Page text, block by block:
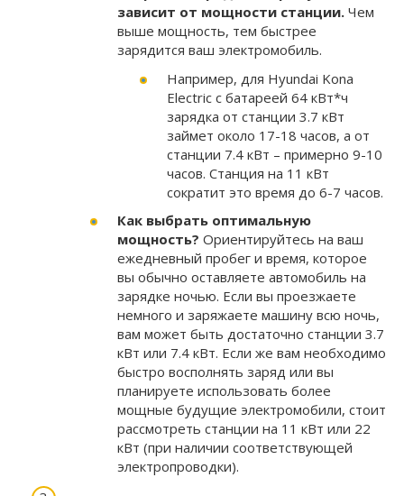
зависит от мощности станции. Чем
выше мощность, тем быстрее
зарядится ваш электромобиль.
Например, для Hyundai Kona
Electric с батареей 64 кВт*ч
зарядка от станции 3.7 кВт
займет около 17-18 часов, а от
станции 7.4 кВт – примерно 9-10
часов. Станция на 11 кВт
сократит это время до 6-7 часов.
Как выбрать оптимальную
мощность? Ориентируйтесь на ваш
ежедневный пробег и время, которое
вы обычно оставляете автомобиль на
зарядке ночью. Если вы проезжаете
немного и заряжаете машину всю ночь,
вам может быть достаточно станции 3.7
кВт или 7.4 кВт. Если же вам необходимо
быстро восполнять заряд или вы
планируете использовать более
мощные будущие электромобили, стоит
рассмотреть станции на 11 кВт или 22
кВт (при наличии соответствующей
электропроводки).